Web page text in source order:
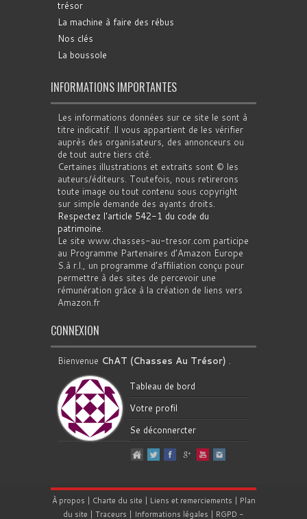
trésor
La machine à faire des rébus
Nos clés
La boussole
INFORMATIONS IMPORTANTES
Les informations données sur ce site le sont à
titre indicatif. Il vous appartient de les vérifier
auprès des organisateurs, des annonceurs ou
de tout autre tiers cité.
Certaines illustrations et extraits sont © les
auteurs/éditeurs. Toutefois, nous retirerons
toute image ou tout contenu sous copyright
sur simple demande des ayants droits.
Respectez l'article 542-1 du code du
patrimoine.
Le site www.chasses-au-tresor.com participe
au Programme Partenaires d’Amazon Europe
S.à r.l., un programme d’affiliation conçu pour
permettre à des sites de percevoir une
rémunération grâce à la création de liens vers
Amazon.fr
CONNEXION
Bienvenue ChAT (Chasses Au Trésor) .
Tableau de bord
Votre profil
Se déconnercter
À propos | Charte du site | Liens et remerciements | Plan
du site | Traceurs | Informations légales | RGPD -